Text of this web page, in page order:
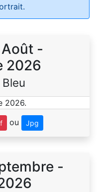
.
-
2026
ou Jpg
-